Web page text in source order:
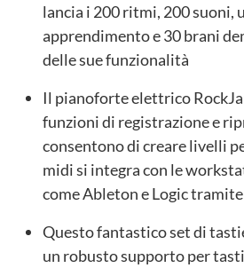
lancia i 200 ritmi, 200 suoni,
apprendimento e 30 brani
delle sue funzionalità
Il pianoforte elettrico
funzioni di registrazione e
consentono di creare livelli
midi si integra con le
come Ableton e Logic
Questo fantastico set di
un robusto supporto per